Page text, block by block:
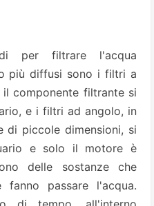
per filtrare l'acqua
più diffusi sono i filtri a
componente filtrante si
e i filtri ad angolo, in
di piccole dimensioni, si
e solo il motore è
delle sostanze che
passare l'acqua.